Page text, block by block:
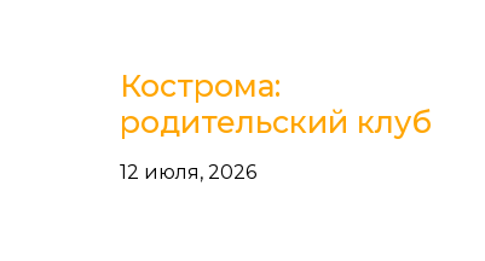
Кострома:
родительский клуб
12 июля, 2026